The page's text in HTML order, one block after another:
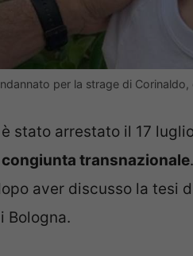
per la strage di
stato arrestato il 17
transnazionale.
aver discusso la tesi
Bologna.